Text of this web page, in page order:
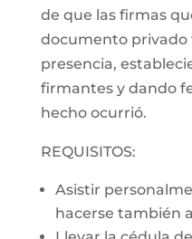
de que las firmas
documento privado
presencia,
firmantes y dando
hecho ocurrió.
REQUISITOS:
Asistir
hacerse también